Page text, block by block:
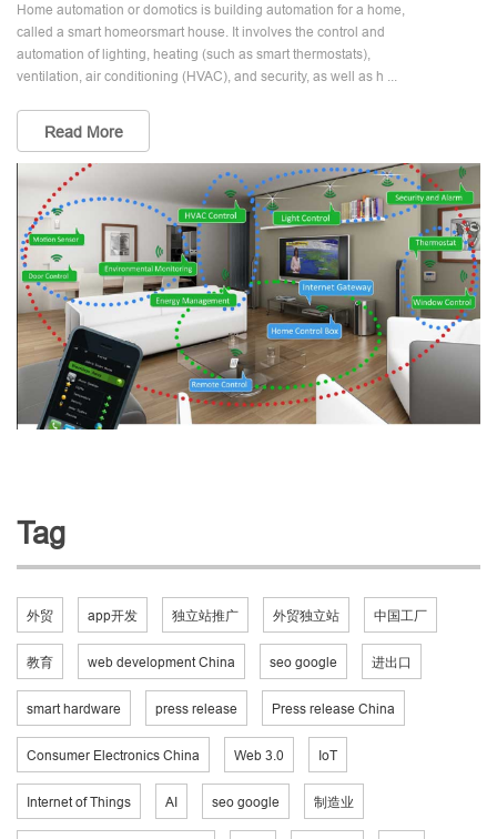
Home automation or domotics is building automation for a home,
called a smart homeorsmart house. It involves the control and
automation of lighting, heating (such as smart thermostats),
ventilation, air conditioning (HVAC), and security, as well as h ...
Read More
Tag
外贸 app开发 独立站推广 外贸独立站 中国工厂
教育 web development China seo google 进出口
smart hardware press release Press release China
Consumer Electronics China Web 3.0 IoT
Internet of Things AI seo google 制造业